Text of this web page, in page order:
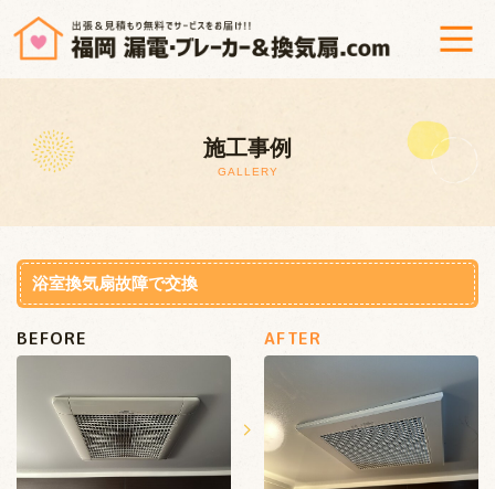
漏電調査修理＆ブレーカー交換
換気扇修理・交換
工事までの流れ
よくあるご質問
会社概要
プライバシーポリシー
施工事例
GALLERY
浴室換気扇故障で交換
BEFORE AFTER